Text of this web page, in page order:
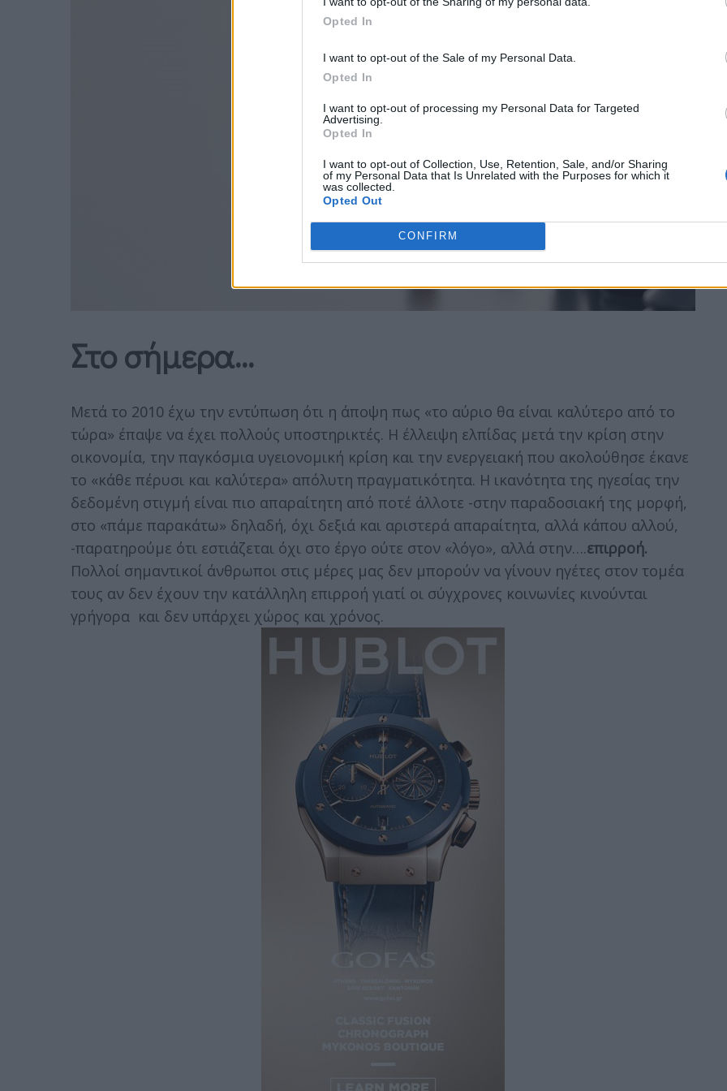
Opted In
I want to opt-out of the Sale of my Personal Data.
Opted In
I want to opt-out of processing my Personal Data for Targeted
Advertising.
Opted In
I want to opt-out of Collection, Use, Retention, Sale, and/or Sharing
of my Personal Data that Is Unrelated with the Purposes for which it
was collected.
Opted Out
CONFIRM
Στο σήμερα…
Μετά το 2010 έχω την εντύπωση ότι η άποψη πως «το αύριο θα είναι καλύτερο από το
τώρα» έπαψε να έχει πολλούς υποστηρικτές. Η έλλειψη ελπίδας μετά την κρίση στην
οικονομία, την παγκόσμια υγειονομική κρίση και την ενεργειακή που ακολούθησε έκανε
το «κάθε πέρυσι και καλύτερα» απόλυτη πραγματικότητα. Η ικανότητα της ηγεσίας την
δεδομένη στιγμή είναι πιο απαραίτητη από ποτέ άλλοτε -στην παραδοσιακή της μορφή,
στο «πάμε παρακάτω» δηλαδή, όχι δεξιά και αριστερά απαραίτητα, αλλά κάπου αλλού,
-παρατηρούμε ότι εστιάζεται όχι στο έργο ούτε στον «λόγο», αλλά στην….επιρροή.
Πολλοί σημαντικοί άνθρωποι στις μέρες μας δεν μπορούν να γίνουν ηγέτες στον τομέα
τους αν δεν έχουν την κατάλληλη επιρροή γιατί οι σύγχρονες κοινωνίες κινούνται
γρήγορα και δεν υπάρχει χώρος και χρόνος.